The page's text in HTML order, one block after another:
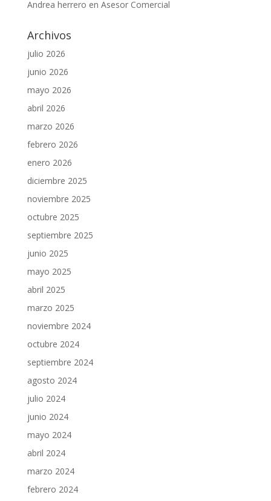
Andrea herrero en Asesor Comercial
Archivos
julio 2026
junio 2026
mayo 2026
abril 2026
marzo 2026
febrero 2026
enero 2026
diciembre 2025
noviembre 2025
octubre 2025
septiembre 2025
junio 2025
mayo 2025
abril 2025
marzo 2025
noviembre 2024
octubre 2024
septiembre 2024
agosto 2024
julio 2024
junio 2024
mayo 2024
abril 2024
marzo 2024
febrero 2024